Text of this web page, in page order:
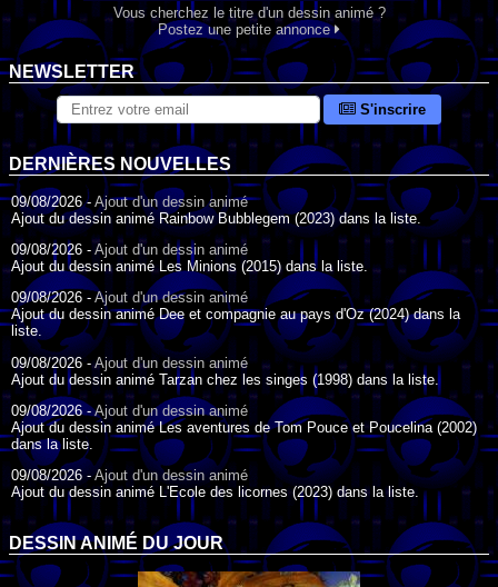
Vous cherchez le titre d'un dessin animé ?
Postez une petite annonce
NEWSLETTER
S'inscrire
DERNIÈRES NOUVELLES
09/08/2026 - Ajout d'un dessin animé
Ajout du dessin animé Rainbow Bubblegem (2023) dans la liste.
09/08/2026 - Ajout d'un dessin animé
Ajout du dessin animé Les Minions (2015) dans la liste.
09/08/2026 - Ajout d'un dessin animé
Ajout du dessin animé Dee et compagnie au pays d'Oz (2024) dans la
liste.
09/08/2026 -Ajout d'un dessin animé
Ajout du dessin animé Tarzan chez les singes (1998) dans la liste.
09/08/2026 -Ajout d'un dessin animé
Ajout du dessin animé Les aventures de Tom Pouce et Poucelina (2002)
dans la liste.
09/08/2026 -Ajout d'un dessin animé
Ajout du dessin animé L'Ecole des licornes (2023) dans la liste.
09/08/2026 -Ajout d'un dessin animé
Ajout du dessin animé Wonder Choux ! (2006) dans la liste.
09/08/2026 -
Ajout d'un dessin animé
DESSIN ANIMÉ DU JOUR